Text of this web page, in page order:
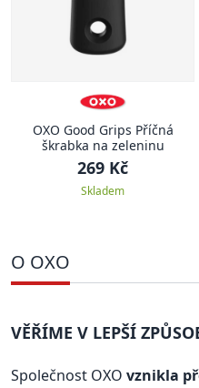
OXO Good Grips Příčná
škrabka na zeleninu
269 Kč
Skladem
O OXO
VĚŘÍME V LEPŠÍ
Společnost OXO vznikla